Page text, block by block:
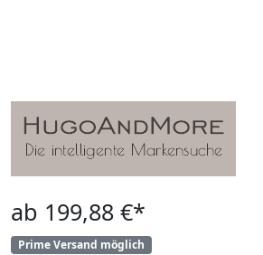
ab 199,88 €*
Prime Versand möglich